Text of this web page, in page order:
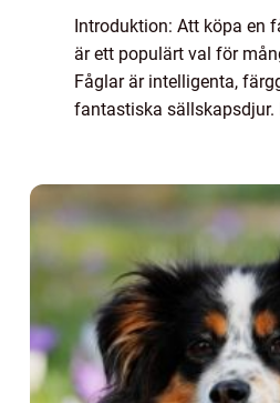
Introduktion: Att köpa en
är ett populärt val för
Fåglar är intelligenta,
fantastiska sällskapsdjur.